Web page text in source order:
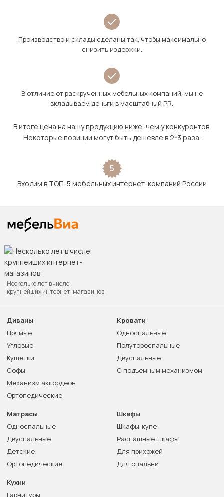
Производство и склады сделаны так, чтобы максимально
снизить издержки.
В отличие от раскрученных мебельных компаний, мы не
вкладываем деньги в масштабный PR.
В итоге цена на нашу продукцию ниже, чем у конкурентов.
Некоторые позиции могут быть дешевле в 2-3 раза.
5
Входим в ТОП-5 мебельных интернет-компаний России
Несколько лет в числе
крупнейших интернет-магазинов
Диваны
Прямые
Угловые
Кушетки
Софы
Механизм аккордеон
Ортопедические
Кровати
Односпальные
Полутороспальные
Двуспальные
С подъемным механизмом
Матрасы
Односпальные
Двуспальные
Детские
Ортопедические
Шкафы
Шкафы-купе
Распашные шкафы
Для прихожей
Для спальни
Кухни
Гарнитуры